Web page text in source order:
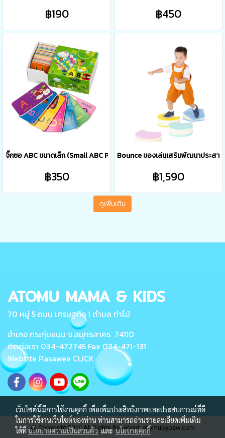
ฝึกคิดเชื่อมโยง เพิ่มคลังศัพท์ภาษา
อังกฤษ ช่วยให้การเรียนรู้ภาษา
อังกฤษให้เป็นเรื่องใกล้ตัว และไม่น่า
เบื่ออีกต่อไป
฿190 ฿450
จิ๊กซอ ABC ขนาดเล็ก (Small ABC Puzzle)
฿350
Bounce ของเล่นเสริมพัฒนาประสา
฿1,590
ดูเพิ่มเติม
ATOMU MAMA & KIDS
70 หมู่ 5 ถนน เศรษฐกิจ 1 ตำบล ท่าไม้
อำเภอ กระทุ่มแบน จ.สมุทรสาคร 74110
ติดต่อเรา 034-472745 Fax 034-471-131
Website Pasawee CLICK
@ Copyright 2019 All Rights Reserved. atomubypsw.com
เว็บไซต์นี้มีการใช้งานคุกกี้ เพื่อเพิ่มประสิทธิภาพและประสบการณ์ที่ดี
ในการใช้งานเว็บไซต์ของท่าน ท่านสามารถอ่านรายละเอียดเพิ่มเติม
ได้ที่นโยบายความเป็นส่วนตัวและนโยบายคุกกี้